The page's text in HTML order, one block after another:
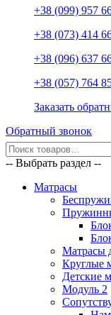
+38 (099) 957
+38 (073) 414
+38 (096) 637
+38 (057) 764
Заказать
Обратный звонок
-- Выбрать раздел --
Матрасы
Матрасы
Круглые
Детские
Модуль 2